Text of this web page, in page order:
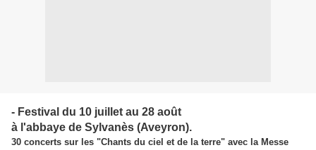
- Festival du 10 juillet au 28 août
à l'abbaye de Sylvanès (Aveyron).
30 concerts sur les "Chants du ciel et de la terre" avec la Messe